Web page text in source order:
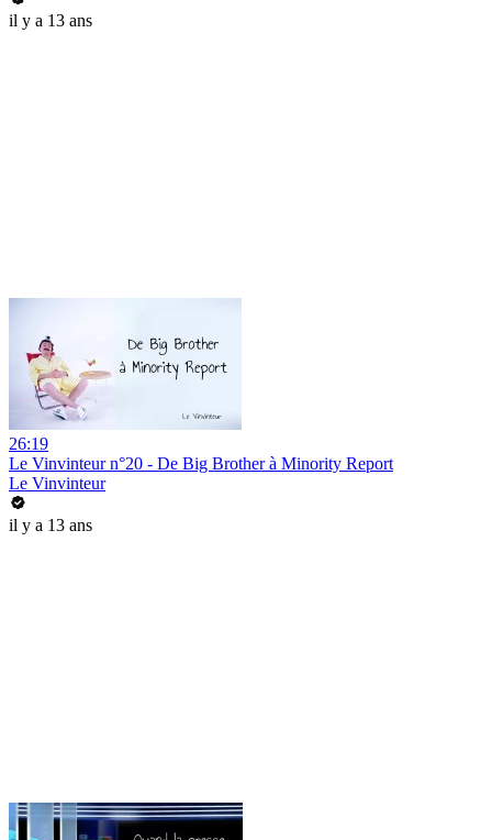
il y a 13 ans
26:19
Le Vinvinteur n°20 - De Big Brother à Minority Report
Le Vinvinteur
il y a 13 ans